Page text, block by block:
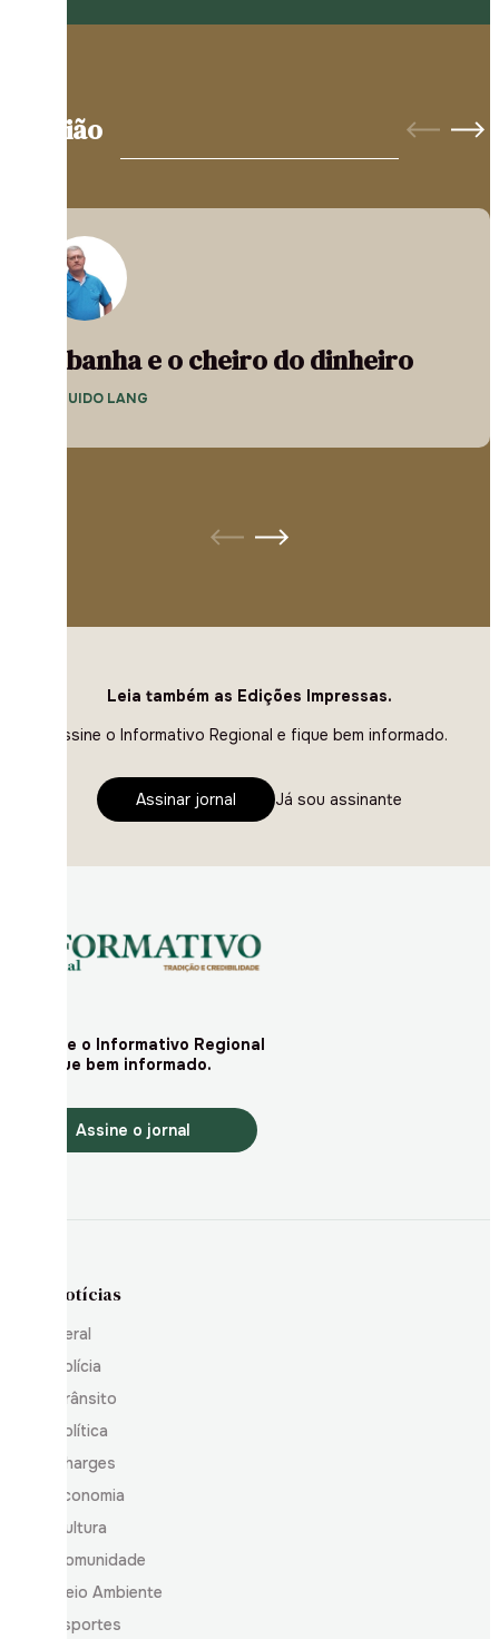
Opinião
A banha e o cheiro do dinheiro
— GUIDO LANG
Leia também as Edições Impressas.
Assine o Informativo Regional e fique bem informado.
Assinar jornal Já sou assinante
Assine o Informativo Regional
e fique bem informado.
Assine o jornal
Notícias
Geral
Polícia
Trânsito
Política
Charges
Economia
Cultura
Comunidade
Meio Ambiente
Esportes